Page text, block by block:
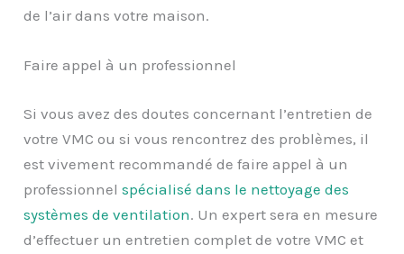
de l’air dans votre maison.
Faire appel à un professionnel
Si vous avez des doutes concernant l’entretien de
votre VMC ou si vous rencontrez des problèmes, il
est vivement recommandé de faire appel à un
professionnelspécialisé dans le nettoyage des
systèmes de ventilation. Un expert sera en mesure
d’effectuer un entretien complet de votre VMC et